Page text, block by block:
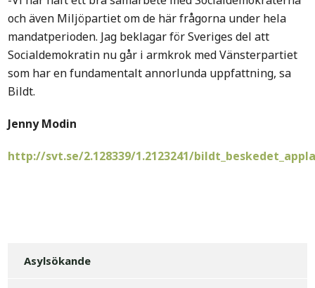
och även Miljöpartiet om de här frågorna under hela
mandatperioden. Jag beklagar för Sveriges del att
Socialdemokratin nu går i armkrok med Vänsterpartiet
som har en fundamentalt annorlunda uppfattning, sa
Bildt.
Jenny Modin
http://svt.se/2.128339/1.2123241/
Asylsökande